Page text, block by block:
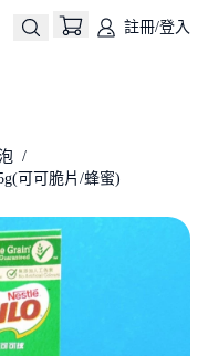
註冊/登入
美味時光
/
可可脆片/蜂蜜)